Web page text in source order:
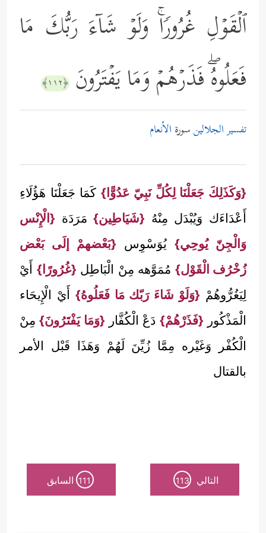
ٱلۡقَوۡلِ غُرُورࣰاۚ وَلَوۡ شَاۤءَ رَبُّكَ مَا
فَعَلُوهُۖ فَذَرۡهُمۡ وَمَا یَفۡتَرُونَ ﴿١١٢﴾
تفسير الجلالينسورة الأنعام
{وَكَذَلِكَ جَعَلْنَا لِكُلِّ نَبِيّ عَدُوًّا} كَمَا جَعَلْنَا هَؤُلَاءِ
أَعْدَاءَك وَيُبْدَل مِنْهُ {شَيَاطِين}مَرَدَة {الْإِنْس
وَالْجِنّ يُوحِي} يُوَسْوِس {بَعْضهمْ إلَى بَعْض
زُخْرُف الْقَوْل} مُمَوَّهه مِنْ الْبَاطِل {غُرُورًا} أَيْ
لِيَغُرُّوهُمْ {وَلَوْ شَاءَ رَبّك مَا فَعَلُوهُ} أَيْ الْإِيحَاء
الْمَذْكُور {فَذَرْهُمْ} دَعْ الْكُفَّار {وَمَا يَفْتَرُونَ}مِنْ
الْكُفْر وَغَيْره مِمَّا زُيِّنَ لَهُمْ وَهَذَا قَبْل الأمر
بالقتال
التالي 113
111 السابق